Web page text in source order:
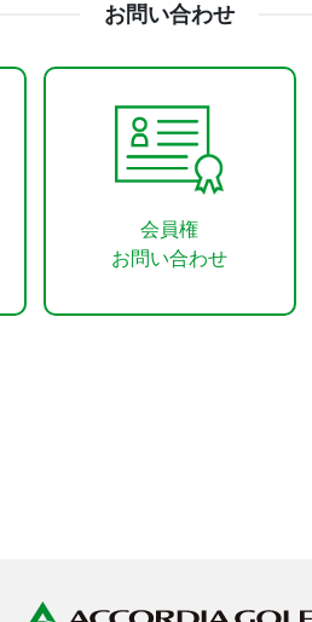
お問い合わせ
会員権
お問い合わせ